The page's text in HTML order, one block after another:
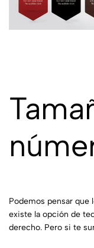
Podemos pensar que
existe la opción de
derecho. Pero si te